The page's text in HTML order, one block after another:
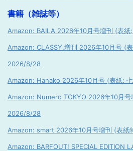
書籍（雑誌等）
Amazon: BAILA 2026年10月号増刊 (表
Amazon: CLASSY.増刊 2026年10月号 (
2026/8/28
Amazon: Hanako 2026年10月号 (表紙:
Amazon: Numero TOKYO 2026年10月
2026/8/28
Amazon: smart 2026年10月号増刊 (表
Amazon: BARFOUT! SPECIAL EDITION